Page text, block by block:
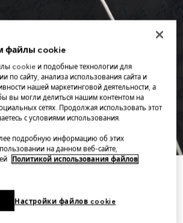
файлы cookie
cookie и подобные технологии для
по сайту, анализа использования сайта и
нашей маркетинговой деятельности, а
вы могли делиться нашим контентом на
сетях. Продолжая использовать этот
с условиями использования.
подробную информацию об этих
на данном веб-сайте,
Политикой использования файлов
Настройки файлов cookie